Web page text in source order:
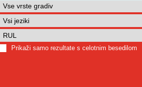
Prikaži samo rezultate s celotnim besedilom